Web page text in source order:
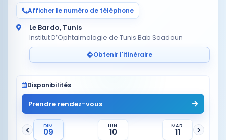
Afficher le numéro de téléphone
Le Bardo, Tunis
Institut D’Ophtalmologie de Tunis Bab Saadoun
Obtenir l'itinéraire
Disponibilités
Prendre rendez-vous
DIM.
09
LUN.
10
MAR.
11